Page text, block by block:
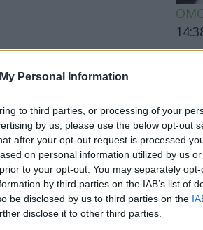
Personal Information
to third parties, or processing of your
by us, please use the below opt-out
after your opt-out request is processed
on personal information utilized by us
to your opt-out. You may separately
by third parties on the IAB’s list of
be disclosed by us to third parties on the
disclose it to other third parties.